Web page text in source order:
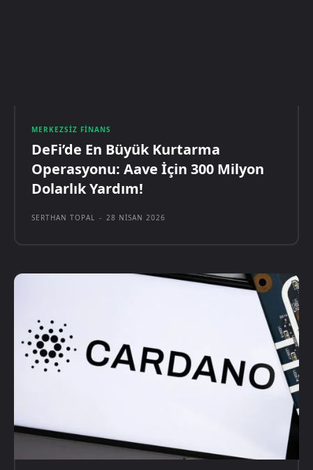
MERKEZSIZ FINANS
DeFi’de En Büyük Kurtarma
Operasyonu: Aave İçin 300 Milyon
Dolarlık Yardım!
SERTHAN TOPAL - 28 NISAN 2026